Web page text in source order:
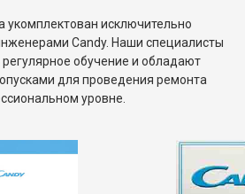
укомплектован исключительно
Candy. Наши специалисты
обучение и обладают
для проведения ремонта
уровне.